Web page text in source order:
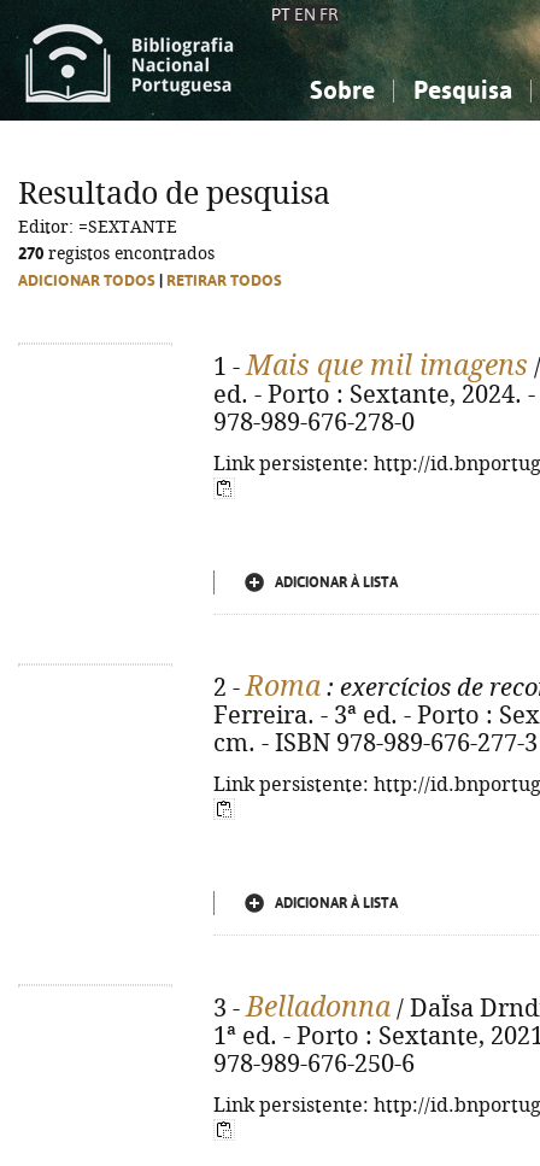
PT EN FR
Sobre Pesquisa
Ciências sociais...
Ciências sociais...
Resultado de pesquisa
Editor: =SEXTANTE
270 registos encontrados
ADICIONAR TODOS RETIRAR TODOS
1 -Mais que mil imagens
ed. - Porto : Sextante, 2024.
978-989-676-278-0
Link persistente: http://
ADICIONAR À LISTA
2 -Roma : exercícios de
Ferreira. - 3ª ed. - Porto :
cm. - ISBN 978-989-676-277-3
Link persistente: http://
ADICIONAR À LISTA
3 -Belladonna / DaÏsa
1ª ed. - Porto : Sextante,
978-989-676-250-6
Link persistente: http://